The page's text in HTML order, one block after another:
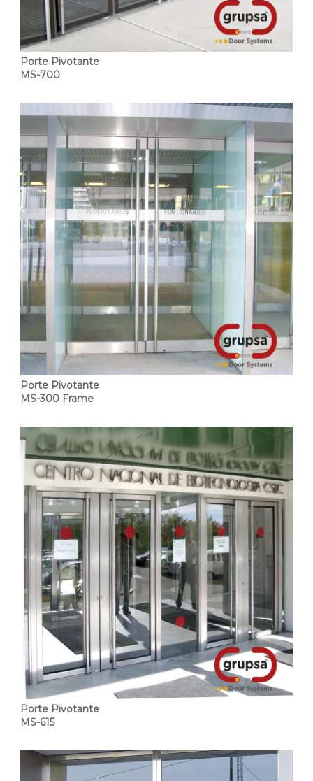
Porte Pivotante
MS-700
Porte Pivotante
MS-300 Frame
Porte Pivotante
MS-615